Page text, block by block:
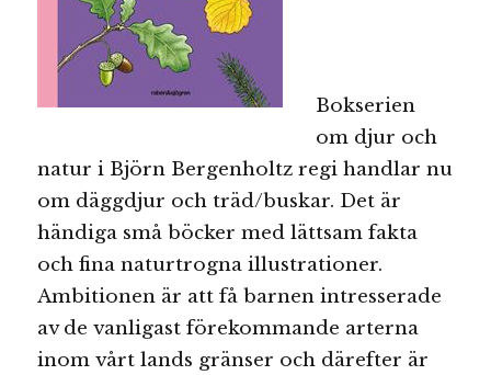
Bokserien
om djur och
natur i Björn Bergenholtz regi handlar nu
om däggdjur och träd/buskar. Det är
händiga små böcker med lättsam fakta
och fina naturtrogna illustrationer.
Ambitionen är att få barnen intresserade
av de vanligast förekommande arterna
inom vårt lands gränser och därefter är